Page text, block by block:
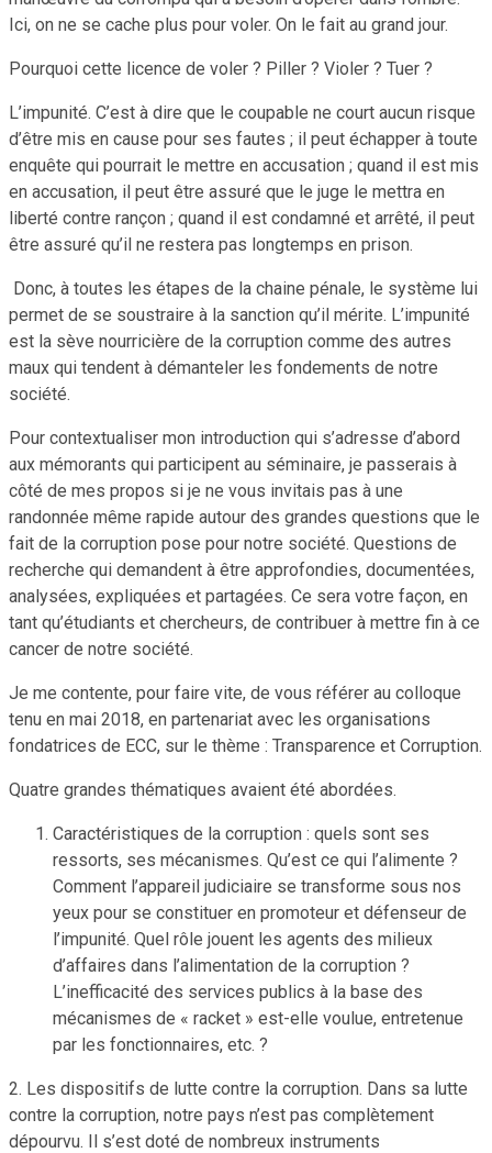
Ici, on ne se cache plus pour voler. On le fait au grand jour.
Pourquoi cette licence de voler ? Piller ? Violer ? Tuer ?
L’impunité. C’est à dire que le coupable ne court aucun risque
d’être mis en cause pour ses fautes ; il peut échapper à toute
enquête qui pourrait le mettre en accusation ; quand il est mis
en accusation, il peut être assuré que le juge le mettra en
liberté contre rançon ; quand il est condamné et arrêté, il peut
être assuré qu’il ne restera pas longtemps en prison.
Donc, à toutes les étapes de la chaine pénale, le système lui
permet de se soustraire à la sanction qu’il mérite. L’impunité
est la sève nourricière de la corruption comme des autres
maux qui tendent à démanteler les fondements de notre
société.
Pour contextualiser mon introduction qui s’adresse d’abord
aux mémorants qui participent au séminaire, je passerais à
côté de mes propos si je ne vous invitais pas à une
randonnée même rapide autour des grandes questions que le
fait de la corruption pose pour notre société. Questions de
recherche qui demandent à être approfondies, documentées,
analysées, expliquées et partagées. Ce sera votre façon, en
tant qu’étudiants et chercheurs, de contribuer à mettre fin à ce
cancer de notre société.
Je me contente, pour faire vite, de vous référer au colloque
tenu en mai 2018, en partenariat avec les organisations
fondatrices de ECC, sur le thème : Transparence et Corruption.
Quatre grandes thématiques avaient été abordées.
Caractéristiques de la corruption : quels sont ses
ressorts, ses mécanismes. Qu’est ce qui l’alimente ?
Comment l’appareil judiciaire se transforme sous nos
yeux pour se constituer en promoteur et défenseur de
l’impunité. Quel rôle jouent les agents des milieux
d’affaires dans l’alimentation de la corruption ?
L’inefficacité des services publics à la base des
mécanismes de « racket » est-elle voulue, entretenue
par les fonctionnaires, etc. ?
2. Les dispositifs de lutte contre la corruption. Dans sa lutte
contre la corruption, notre pays n’est pas complètement
dépourvu. Il s’est doté de nombreux instruments